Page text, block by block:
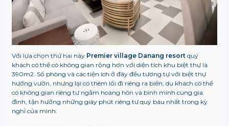
Với lựa chọn thứ hai này Premier village Danang resortquý
khách có thể có không gian rộng hơn với diện tích khu biệt thự là
390m2. Số phòng và các tiện ích ở đây đều tương tự với biệt thự
hướng vườn, nhưng lại có thêm lối đi riêng ra biển, du khách có thể
có không gian riêng tư ngắm hoàng hôn và bình minh cùng gia
đình, tận hưởng những giây phút riêng tư quý báu nhất trong kỳ
nghỉ của mình.